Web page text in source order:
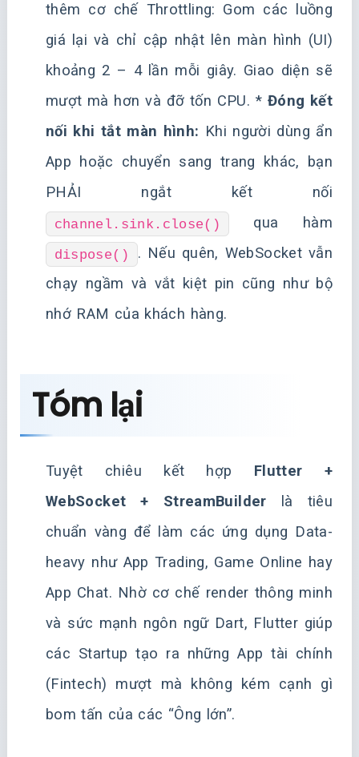
thêm cơ chế Throttling: Gom các luồng
giá lại và chỉ cập nhật lên màn hình (UI)
khoảng 2 – 4 lần mỗi giây. Giao diện sẽ
mượt mà hơn và đỡ tốn CPU. * Đóng kết
nối khi tắt màn hình: Khi người dùng ẩn
App hoặc chuyển sang trang khác, bạn
PHẢI ngắt kết nối
channel.sink.close() qua hàm
dispose()
. Nếu quên, WebSocket vẫn
chạy ngầm và vắt kiệt pin cũng như bộ
nhớ RAM của khách hàng.
Tóm lại
Tuyệt chiêu kết hợp Flutter +
WebSocket + StreamBuilder là tiêu
chuẩn vàng để làm các ứng dụng Data-
heavy như App Trading, Game Online hay
App Chat. Nhờ cơ chế render thông minh
và sức mạnh ngôn ngữ Dart, Flutter giúp
các Startup tạo ra những App tài chính
(Fintech) mượt mà không kém cạnh gì
bom tấn của các “Ông lớn”.